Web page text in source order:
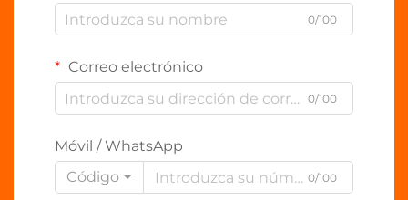
0/100
Correo electrónico
0/100
Móvil / WhatsApp
Código
0/100